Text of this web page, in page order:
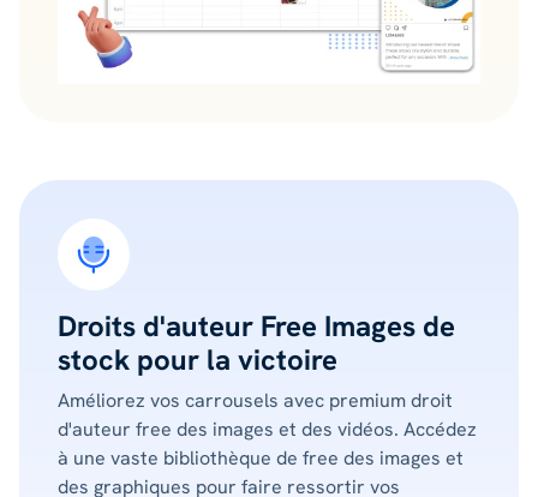
Droits d'auteur Free Images de
stock pour la victoire
Améliorez vos carrousels avec premium droit
d'auteur free des images et des vidéos. Accédez
à une vaste bibliothèque de free des images et
des graphiques pour faire ressortir vos